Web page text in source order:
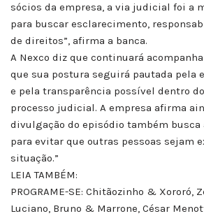
sócios da empresa, a via judicial foi a
para buscar esclarecimento,
de direitos”, afirma a banca.
A Nexco diz que continuará
que sua postura seguirá pautada pela
e pela transparência possível dentro
processo judicial. A empresa afirma
divulgação do episódio também busca
para evitar que outras pessoas sejam
situação.”
LEIA TAMBÉM:
PROGRAME-SE: Chitãozinho & Xororó,
Luciano, Bruno & Marrone, César